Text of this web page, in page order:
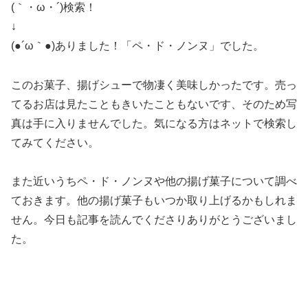
(｀・ω・´)検索！
↓
(●´ω｀●)ありました！「ペ・ド・ノンヌ」でした。
このお菓子、揚げシューで物凄く美味しかったです。売っ
てるお店は見たこともきいたこともないです、そのため写
真は手に入りませんでした。気になる方はネットで検索し
てみてください。
また近いうちペ・ド・ノンヌや他の揚げ菓子について調べ
ておきます。他の揚げ菓子もいつか取り上げるかもしれま
せん。今日も記事を読んでくださりありがとうございまし
た。